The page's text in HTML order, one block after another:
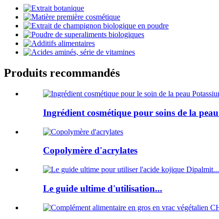
Produits recommandés
Ingrédient cosmétique pour soins de la
Copolymère d'acrylates
Le guide ultime d'utilisation...